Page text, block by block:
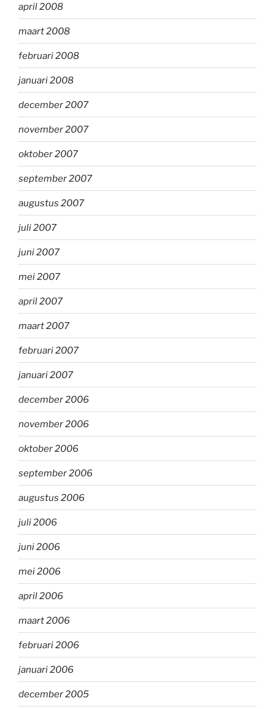
april 2008
maart 2008
februari 2008
januari 2008
december 2007
november 2007
oktober 2007
september 2007
augustus 2007
juli 2007
juni 2007
mei 2007
april 2007
maart 2007
februari 2007
januari 2007
december 2006
november 2006
oktober 2006
september 2006
augustus 2006
juli 2006
juni 2006
mei 2006
april 2006
maart 2006
februari 2006
januari 2006
december 2005